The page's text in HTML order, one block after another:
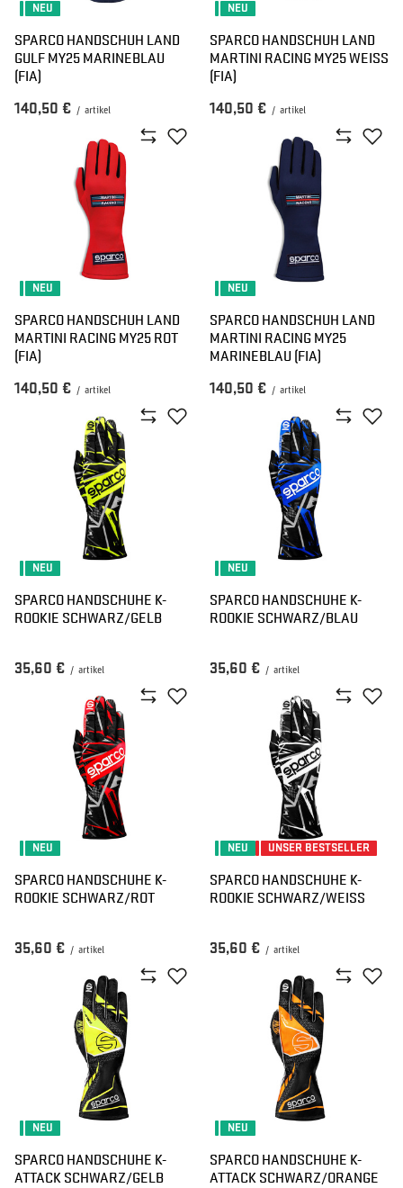
NEU
SPARCO HANDSCHUH LAND
GULF MY25 MARINEBLAU
(FIA)
140,50 € / artikel
NEU
SPARCO HANDSCHUH LAND
MARTINI RACING MY25 WEISS (
FIA)
140,50 € / artikel
NEU
SPARCO HANDSCHUH LAND
MARTINI RACING MY25 ROT
(FIA)
140,50 € / artikel
NEU
SPARCO HANDSCHUH LAND
MARTINI RACING MY25
MARINEBLAU (FIA)
140,50 € / artikel
NEU
SPARCO HANDSCHUHE K-
ROOKIE SCHWARZ/GELB
35,60 € / artikel
NEU
SPARCO HANDSCHUHE K-
ROOKIE SCHWARZ/BLAU
35,60 € / artikel
NEU
SPARCO HANDSCHUHE K-
ROOKIE SCHWARZ/ROT
35,60 € / artikel
NEU UNSER BESTSELLER
SPARCO HANDSCHUHE K-
ROOKIE SCHWARZ/WEISS
35,60 € / artikel
NEU
SPARCO HANDSCHUHE K-
ATTACK SCHWARZ/GELB
NEU
SPARCO HANDSCHUHE K-
ATTACK SCHWARZ/ORANGE